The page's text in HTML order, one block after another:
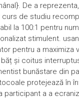
De a
curs de studiu
la 100:1 pentru
stimulent.
pentru a maximiza
și coitus
bunăstare din
protejează în
participant a a